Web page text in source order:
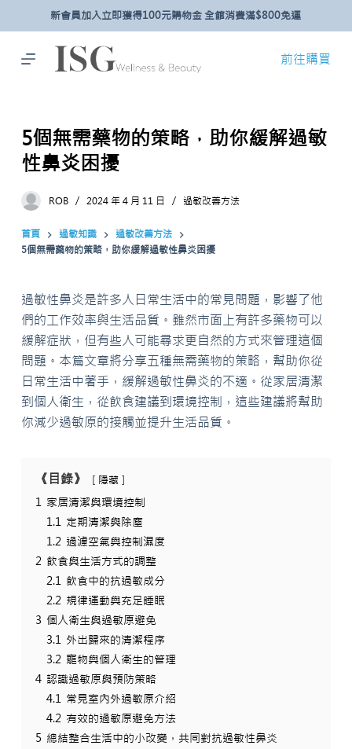
主
新會員加入立即獲得100元購物金 全館消費滿$800免運
前往購買
5個無需藥物的策略，助你緩解過敏
性鼻炎困擾
ROB 2024 年 4 月 11 日 過敏改善方法
首頁 過敏知識
過敏改善方法
5個無需藥物的策略，助你緩解過敏性鼻炎困擾
過敏性鼻炎是許多人日常生活中的常見問題，影響了他
們的工作效率與生活品質。雖然市面上有許多藥物可以
緩解症狀，但有些人可能尋求更自然的方式來管理這個
問題。本篇文章將分享五種無需藥物的策略，幫助你從
日常生活中著手，緩解過敏性鼻炎的不適。從家居清潔
到個人衛生，從飲食建議到環境控制，這些建議將幫助
你減少過敏原的接觸並提升生活品質。
《目錄》 隱藏
1 家居清潔與環境控制
1.1 定期清潔與除塵
1.2 過濾空氣與控制濕度
2 飲食與生活方式的調整
2.1 飲食中的抗過敏成分
2.2 規律運動與充足睡眠
3 個人衛生與過敏原避免
3.1 外出歸來的清潔程序
3.2 寵物與個人衛生的管理
4 認識過敏原與預防策略
4.1 常見室內外過敏原介紹
4.2 有效的過敏原避免方法
5 總結整合生活中的小改變，共同對抗過敏性鼻炎